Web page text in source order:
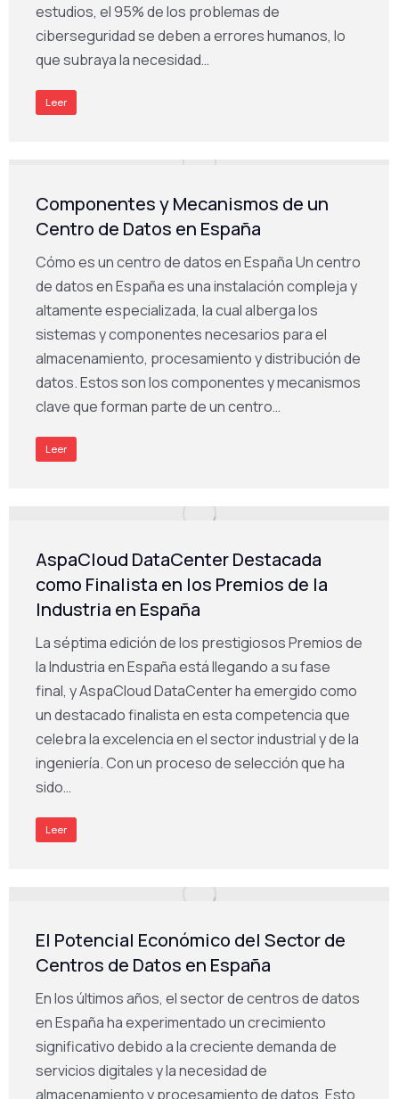
estudios, el 95% de los problemas de
ciberseguridad se deben a errores humanos, lo
que subraya la necesidad…
Leer
Componentes y Mecanismos de un
Centro de Datos en España
Cómo es un centro de datos en España Un centro
de datos en España es una instalación compleja y
altamente especializada, la cual alberga los
sistemas y componentes necesarios para el
almacenamiento, procesamiento y distribución de
datos. Estos son los componentes y mecanismos
clave que forman parte de un centro…
Leer
AspaCloud DataCenter Destacada
como Finalista en los Premios de la
Industria en España
La séptima edición de los prestigiosos Premios de
la Industria en España está llegando a su fase
final, y AspaCloud DataCenter ha emergido como
un destacado finalista en esta competencia que
celebra la excelencia en el sector industrial y de la
ingeniería. Con un proceso de selección que ha
sido…
Leer
El Potencial Económico del Sector de
Centros de Datos en España
En los últimos años, el sector de centros de datos
en España ha experimentado un crecimiento
significativo debido a la creciente demanda de
servicios digitales y la necesidad de
almacenamiento y procesamiento de datos. Esto